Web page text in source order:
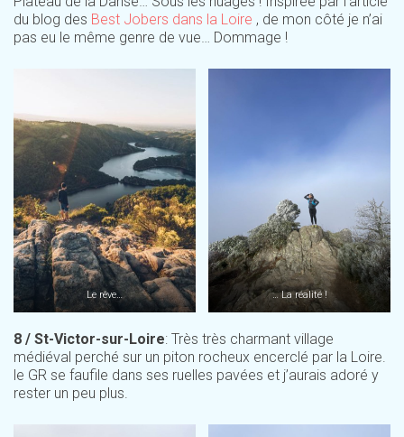
du blog des Best Jobers dans la Loire , de mon côté je n’ai
pas eu le même genre de vue… Dommage !
Le rêve… … La réalité !
8 / St-Victor-sur-Loire: Très très charmant village
médiéval perché sur un piton rocheux encerclé par la Loire.
le GR se faufile dans ses ruelles pavées et j’aurais adoré y
rester un peu plus.